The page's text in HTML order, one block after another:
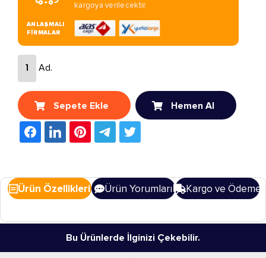
kargoya verilecektir.
ANLAŞMALI
FİRMALAR
Ad.
Sepete Ekle Hemen Al
Ürün Özellikleri Ürün Yorumları Kargo ve Ödeme
Bu Ürünlerde İlginizi Çekebilir.